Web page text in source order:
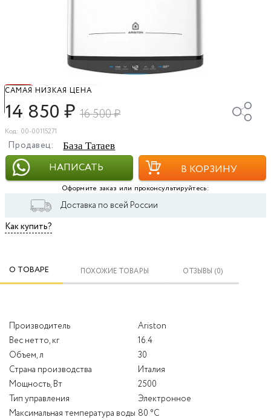
САМАЯ НИЗКАЯ ЦЕНА
14 850₽ 16 500₽
Код: 00-00115271
Продавец: База Татаев
НАПИСАТЬ В КОРЗИНУ
Оформите заказ или проконсультируйтесь:
Доставка по всей России
Как купить?
О ТОВАРЕ ПОХОЖИЕ ТОВАРЫ ОТЗЫВЫ (0)
Производитель
Ariston
Вес нетто, кг
16.4
Объем, л
30
Страна производства
Италия
Мощность, Вт
2500
Тип управления
Электронное
Максимальная температура воды 80 °С